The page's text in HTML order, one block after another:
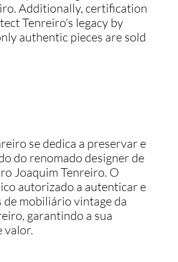
Additionally, certification
Tenreiro's legacy by
authentic pieces are sold
se dedica a preservar e
do renomado designer de
Joaquim Tenreiro. O
autorizado a autenticar e
de mobiliário vintage da
garantindo a sua
valor.